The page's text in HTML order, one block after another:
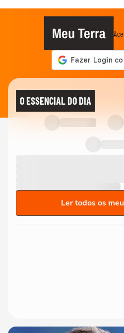
Meu Terra
O ESSENCIAL DO DIA
Ler todos os